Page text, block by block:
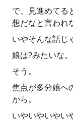
で、見進めてる
想だなと言われ
いやそんな話じ
娘は?みたいな。
そう。
焦点が多分娘へ
から。
いやいやいやい